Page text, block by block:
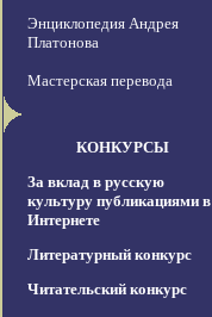
Энциклопедия Андрея
Платонова
Мастерская перевода
КОНКУРСЫ
За вклад в русскую
культуру публикациями в
Интернете
Литературный конкурс
Читательский конкурс